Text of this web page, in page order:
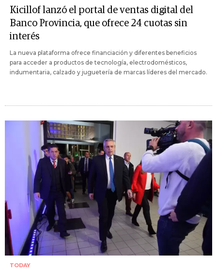
Kicillof lanzó el portal de ventas digital del
Banco Provincia, que ofrece 24 cuotas sin
interés
La nueva plataforma ofrece financiación y diferentes beneficios
para acceder a productos de tecnología, electrodomésticos,
indumentaria, calzado y juguetería de marcas líderes del mercado.
TODAY